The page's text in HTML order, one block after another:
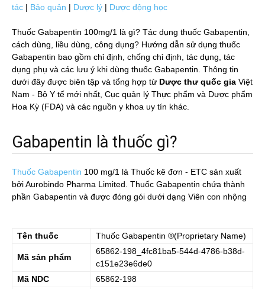
tác | Bảo quản | Dược lý | Dược động học
Thuốc Gabapentin 100mg/1 là gì? Tác dụng thuốc Gabapentin,
cách dùng, liều dùng, công dụng? Hướng dẫn sử dụng thuốc
Gabapentin bao gồm chỉ định, chống chỉ định, tác dụng, tác
dụng phụ và các lưu ý khi dùng thuốc Gabapentin. Thông tin
dưới đây được biên tập và tổng hợp từ Dược thư quốc gia Việt
Nam - Bộ Y tế mới nhất, Cục quản lý Thực phẩm và Dược phẩm
Hoa Kỳ (FDA) và các nguồn y khoa uy tín khác.
Gabapentin là thuốc gì?
Thuốc Gabapentin 100 mg/1 là Thuốc kê đơn - ETC sản xuất
bởi Aurobindo Pharma Limited. Thuốc Gabapentin chứa thành
phần Gabapentin và được đóng gói dưới dạng Viên con nhộng
Tên thuốc Thuốc Gabapentin ®(Proprietary Name)
Mã sản phẩm
65862-198_4fc81ba5-544d-4786-b38d-
c151e23e6de0
Mã NDC
65862-198